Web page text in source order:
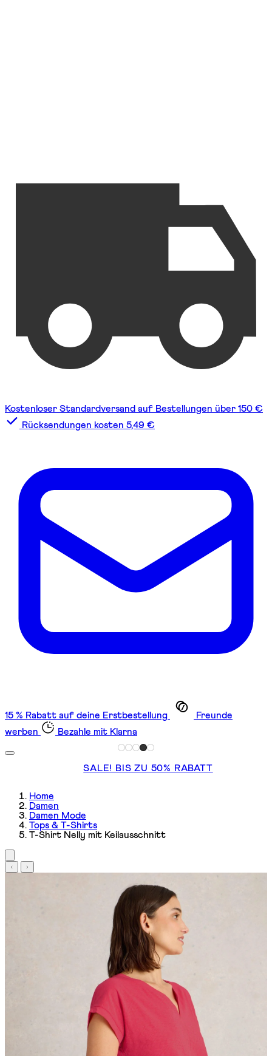
Kostenloser Standardversand auf Bestellungen über 150 €
Rücksendungen kosten 5,49 €
15 % Rabatt auf deine Erstbestellung
Freunde
werben
Bezahle mit Klarna
SALE! BIS ZU 50% RABATT
Home
Damen
Damen Mode
Tops & T-Shirts
T-Shirt Nelly mit Keilausschnitt